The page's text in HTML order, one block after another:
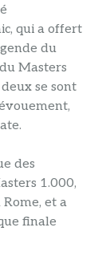
qui a offert
du
Masters
se sont
des
1.000,
et a
finale